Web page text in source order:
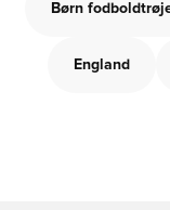
Børn
England